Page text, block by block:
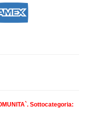
. Sottocategoria: